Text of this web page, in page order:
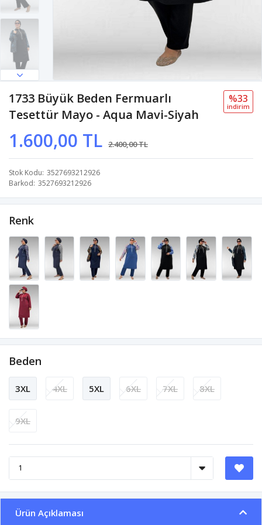
1733 Büyük Beden Fermuarlı
Tesettür Mayo - Aqua Mavi-Siyah
1.600,00 TL 2.400,00 TL
%33
i̇ndi̇ri̇m
Stok Kodu 3527693212926
Barkod 3527693212926
Renk
Beden
3XL 4XL 5XL 6XL 7XL 8XL
9XL
Ürün Açıklaması